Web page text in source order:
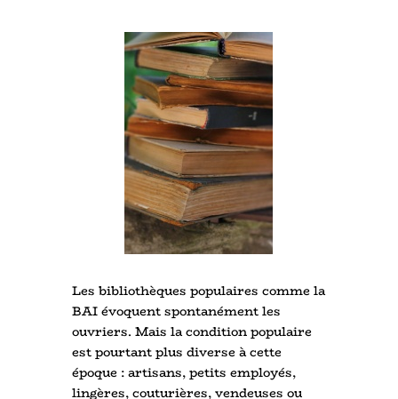
Les bibliothèques populaires comme la
BAI évoquent spontanément les
ouvriers. Mais la condition populaire
est pourtant plus diverse à cette
époque : artisans, petits employés,
lingères, couturières, vendeuses ou